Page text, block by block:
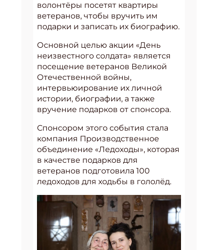
волонтёры посетят квартиры
ветеранов, чтобы вручить им
подарки и записать их биографию.
Основной целью акции «День
неизвестного солдата» является
посещение ветеранов Великой
Отечественной войны,
интервьюирование их личной
истории, биографии, а также
вручение подарков от спонсора.
Спонсором этого события стала
компания Производственное
объединение «Ледоходы», которая
в качестве подарков для
ветеранов подготовила 100
ледоходов для ходьбы в гололёд.